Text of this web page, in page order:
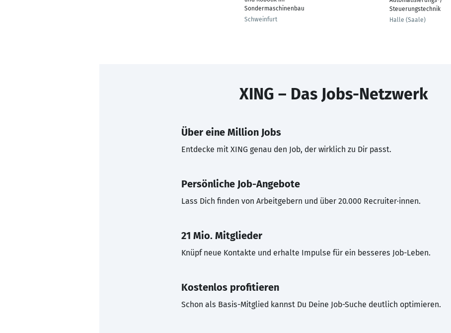
Sondermaschinenbau
Schweinfurt
Steuerungstechnik
Halle (Saale)
XING – Das Jobs-Netzwerk
Über eine Million Jobs
Entdecke mit XING genau den Job, der wirklich zu Dir passt.
Persönliche Job-Angebote
Lass Dich finden von Arbeitgebern und über 20.000 Recruiter·innen.
21 Mio. Mitglieder
Knüpf neue Kontakte und erhalte Impulse für ein besseres Job-Leben.
Kostenlos profitieren
Schon als Basis-Mitglied kannst Du Deine Job-Suche deutlich optimieren.